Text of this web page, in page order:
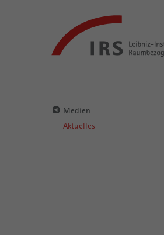
Raumbezogene
Medien
Aktuelles